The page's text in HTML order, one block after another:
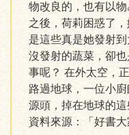
物改良的，也有以
之後，荷莉困惑了
是這些真是她發射
沒發射的蔬菜，卻
事呢？ 在外太空，
路過地球，一位小
源頭，掉在地球的
資料來源：「好書